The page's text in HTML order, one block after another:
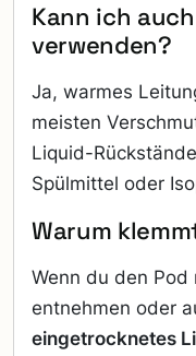
Kann ich
verwenden?
Ja, warmes
meisten
Liquid-
Spülmittel oder
Warum
Wenn du den Pod
entnehmen oder
eingetrocknetes